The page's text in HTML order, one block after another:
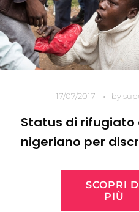
17/07/2017 by
Status di
nigeriano per
SCOPRI
PIÙ